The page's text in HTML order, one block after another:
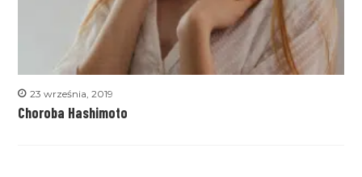
23 września, 2019
Choroba Hashimoto